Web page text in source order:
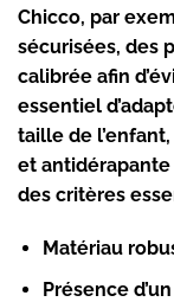
Chicco, par
sécurisées, des
calibrée afin
essentiel
taille de
et antidérapante
des critères
Matériau
Présence